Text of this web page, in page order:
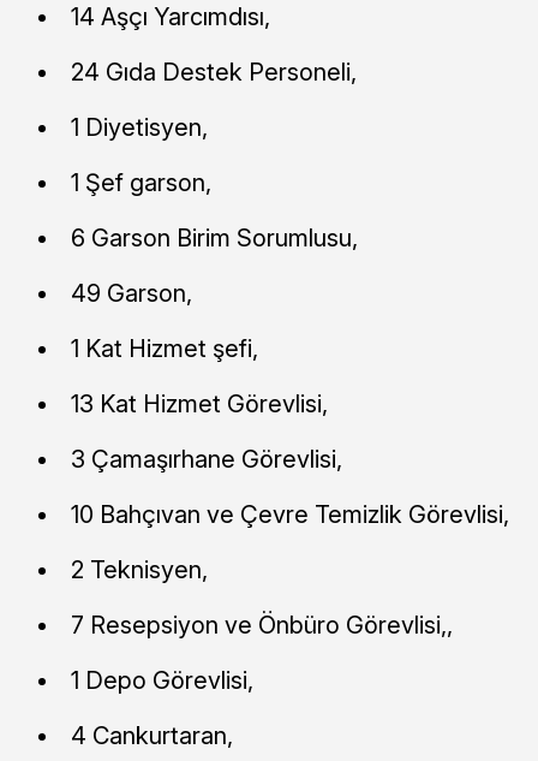
14 Aşçı Yarcımdısı,
24 Gıda Destek Personeli,
1 Diyetisyen,
1 Şef garson,
6 Garson Birim Sorumlusu,
49 Garson,
1 Kat Hizmet şefi,
13 Kat Hizmet Görevlisi,
3 Çamaşırhane Görevlisi,
10 Bahçıvan ve Çevre Temizlik Görevlisi,
2 Teknisyen,
7 Resepsiyon ve Önbüro Görevlisi,,
1 Depo Görevlisi,
4 Cankurtaran,